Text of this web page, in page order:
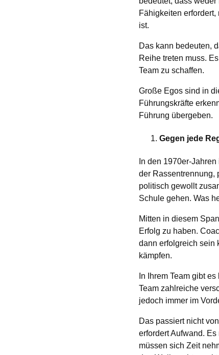
Fähigkeiten
ist.
Das kann bedeuten,
Reihe treten muss.
Team zu schaffen.
Große Egos sind in
Führungskräfte
Führung übergeben.
Gegen jede
In den 1970er-
der Rassentrennung,
politisch gewollt
Schule gehen. Was
Mitten in diesem
Erfolg zu haben.
dann erfolgreich sein
kämpfen.
In Ihrem Team gibt
Team zahlreiche
jedoch immer im
Das passiert nicht
erfordert Aufwand.
müssen sich Zeit